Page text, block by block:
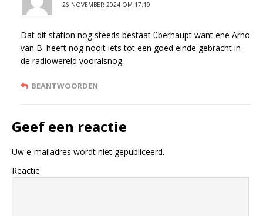
26 NOVEMBER 2024 OM 17:19
Dat dit station nog steeds bestaat überhaupt want ene Arno
van B. heeft nog nooit iets tot een goed einde gebracht in
de radiowereld vooralsnog.
BEANTWOORDEN
Geef een reactie
Uw e-mailadres wordt niet gepubliceerd.
Reactie